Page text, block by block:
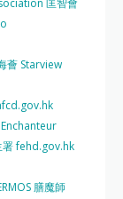
匡智會
薈 Starview
署 fehd.gov.hk
膳魔師